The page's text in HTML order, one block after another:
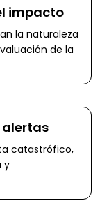
impacto
la naturaleza
de la
catastrófico,
y